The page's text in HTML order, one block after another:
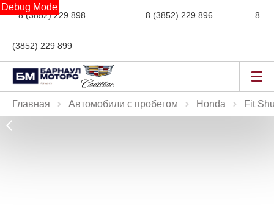
Debug Mode
8 (3852) 229 898 8 (3852) 229 896 8
(3852) 229 899
Главная Автомобили с пробегом Honda Fit